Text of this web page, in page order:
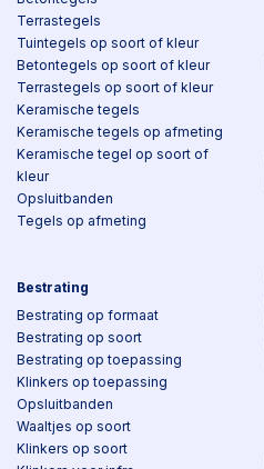
Terrastegels
Tuintegels op soort of kleur
Betontegels op soort of kleur
Terrastegels op soort of kleur
Keramische tegels
Keramische tegels op afmeting
Keramische tegel op soort of
kleur
Opsluitbanden
Tegels op afmeting
Bestrating
Bestrating op formaat
Bestrating op soort
Bestrating op toepassing
Klinkers op toepassing
Opsluitbanden
Waaltjes op soort
Klinkers op soort